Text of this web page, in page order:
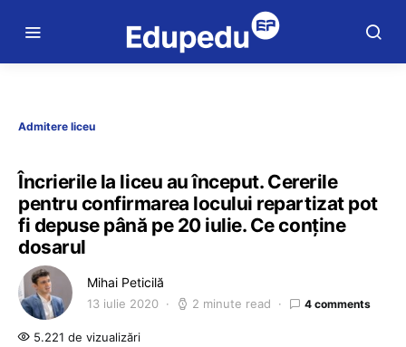
Admitere liceu
Încrierile la liceu au început. Cererile
pentru confirmarea locului repartizat pot
fi depuse până pe 20 iulie. Ce conține
dosarul
Mihai Peticilă
13 iulie 2020 2 minute read 4 comments
5.221 de vizualizări